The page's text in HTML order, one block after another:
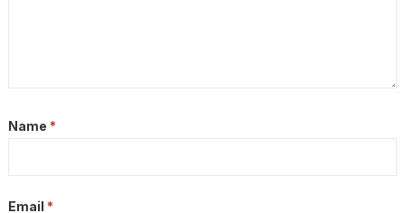
Name *
Email *